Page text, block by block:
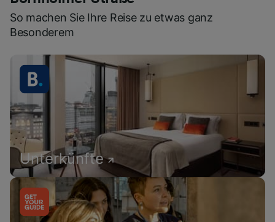
So machen Sie Ihre Reise zu etwas ganz
Besonderem
Unterkünfte